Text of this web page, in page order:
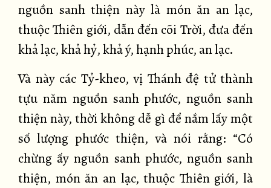
nguồn sanh thiện này là món ăn an lạc,
thuộc Thiên giới, dẫn đến cõi Trời, đưa đến
khả lạc, khả hỷ, khả ý, hạnh phúc, an lạc.
Và này các Tỷ-kheo, vị Thánh đệ tử thành
tựu năm nguồn sanh phước, nguồn sanh
thiện này, thời không dễ gì để nắm lấy một
số lượng phước thiện, và nói rằng: “Có
chừng ấy nguồn sanh phước, nguồn sanh
thiện, món ăn an lạc, thuộc Thiên giới, là